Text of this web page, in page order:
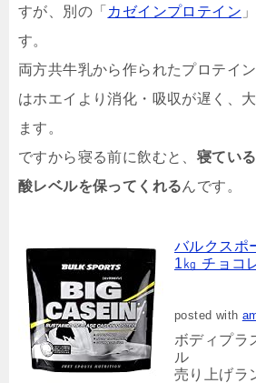
すが、別の「 カゼインプロテイン
す。
両方共牛乳から作られたプロテイ
はホエイより消化・吸収が遅く、
ます。
ですから寝る前に飲むと、 寝てい
酸レベルを保ってくれるんです。
バルクスポ
1㎏ チョコ
posted with
ボディプラ
ル
売り上げラ